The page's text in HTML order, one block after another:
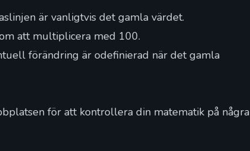
är vanligtvis det gamla värdet.
att multiplicera med 100.
förändring är odefinierad när det gamla
för att kontrollera din matematik på några